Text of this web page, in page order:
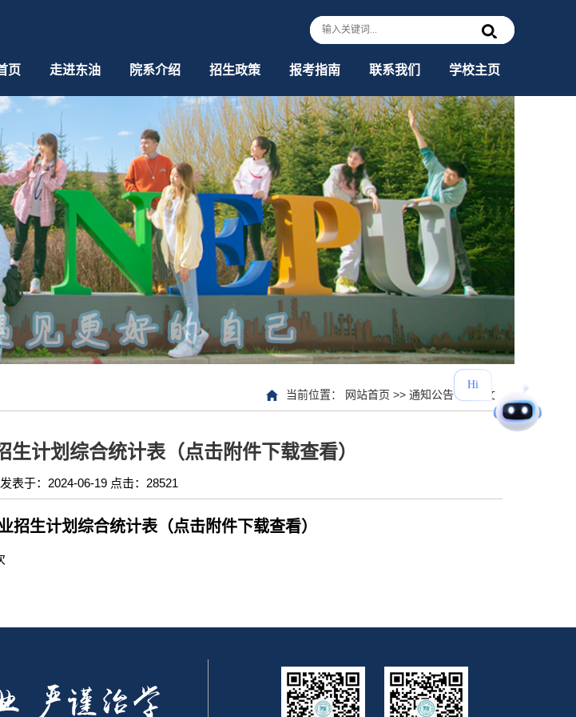
页 走进东油 院系介绍 招生政策 报考指南 联系我们 学校主页
当前位置： 网站首页 >>通知公告>> 正文
计划综合统计表（点击附件下载查看）
表于：2024-06-19 点击： 28521
招生计划综合统计表（点击附件下载查看）
Hi